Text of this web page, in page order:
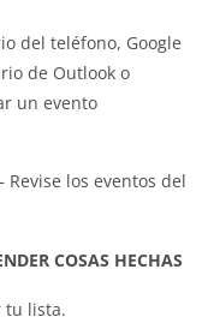
del teléfono, Google
de Outlook o
un evento
los eventos del
COSAS HECHAS
tu lista.